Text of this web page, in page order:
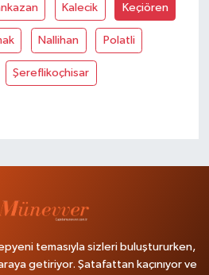
Kalecik Keçiören
Nallihan Polatli
Şereflikoçhisar
temasıyla sizleri buluştururken,
getiriyor. Şatafattan kaçınıyor ve